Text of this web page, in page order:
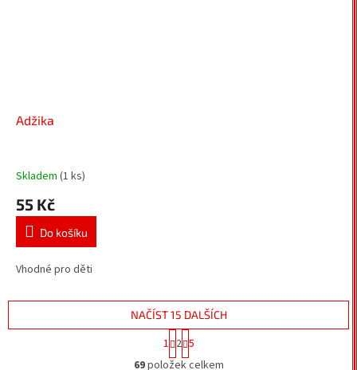
Adžika
Skladem (1 ks)
55 Kč
Do košíku
Vhodné pro děti
O
NAČÍST 15 DALŠÍCH
S
t
r
1 2 5
69položek celkem